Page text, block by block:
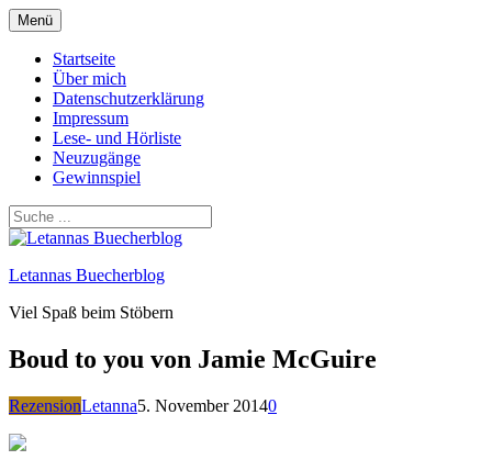
Zum
Inhalt
springen
Menü
Startseite
Über mich
Datenschutzerklärung
Impressum
Lese- und Hörliste
Neuzugänge
Gewinnspiel
Letannas Buecherblog
Viel Spaß beim Stöbern
Boud to you von Jamie McGuire
RezensionLetanna5. November 20140